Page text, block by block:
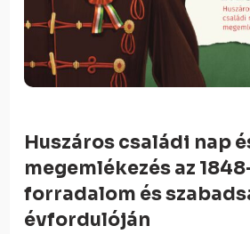
Huszáros családi nap
megemlékezés az
forradalom és
évfordulóján